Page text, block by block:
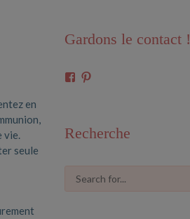
en
vie.
seule
Gardons le contact !
Voir
sur sur
Recherche